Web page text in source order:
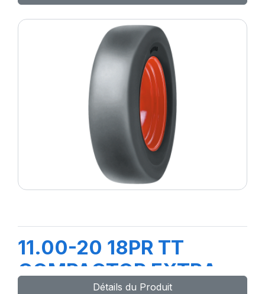
11.00-20 18PR TT
COMPACTOR EXTRA
Détails du Produit